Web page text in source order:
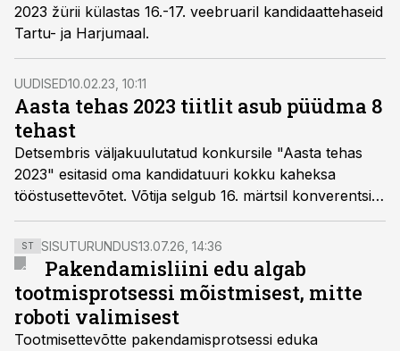
2023 žürii külastas 16.-17. veebruaril kandidaattehaseid
Tartu- ja Harjumaal.
UUDISED10.02.23, 10:11
Aasta tehas 2023 tiitlit asub püüdma 8
tehast
Detsembris väljakuulutatud konkursile "Aasta tehas
2023" esitasid oma kandidatuuri kokku kaheksa
tööstusettevõtet. Võtija selgub 16. märtsil konverentsi
ja messi "Tark tööstus 2023" õhtusel üritusel.
ST SISUTURUNDUS13.07.26, 14:36
Pakendamisliini edu algab
tootmisprotsessi mõistmisest, mitte
roboti valimisest
Tootmisettevõtte pakendamisprotsessi eduka